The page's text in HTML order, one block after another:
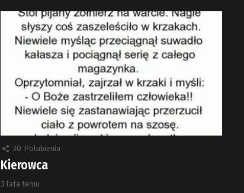
30 Polubienia
Kierowca
3 lata temu